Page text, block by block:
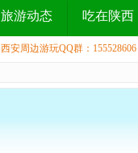
旅游动态 吃在陕西
西安周边游玩QQ群：155528606